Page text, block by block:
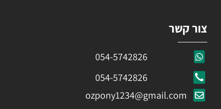
צור קשר
054-5742826
054-5742826
ozpony1234@gmail.com